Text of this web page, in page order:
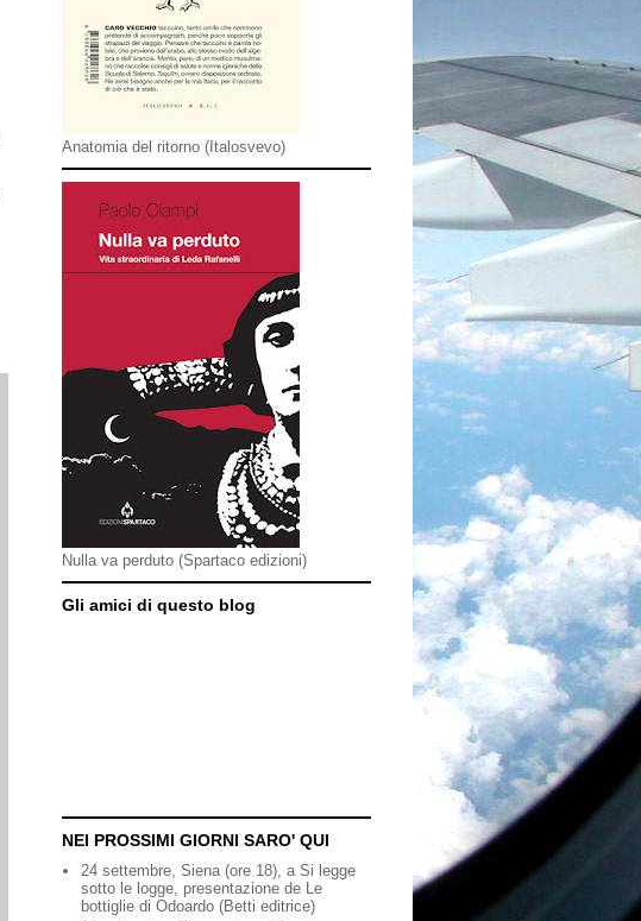
Anatomia del ritorno (Italosvevo)
Nulla va perduto (Spartaco edizioni)
Gli amici di questo blog
NEI PROSSIMI GIORNI SARO' QUI
24 settembre, Siena (ore 18), a Si legge
sotto le logge, presentazione de Le
bottiglie di Odoardo (Betti editrice)